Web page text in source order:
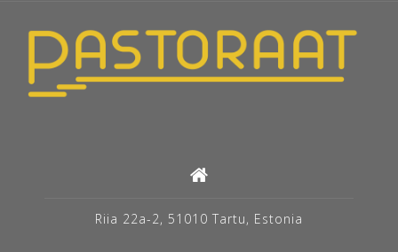
Riia 22a-2, 51010 Tartu, Estonia